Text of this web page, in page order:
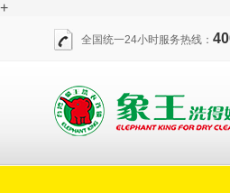
+
全国统一24小时服务热线：